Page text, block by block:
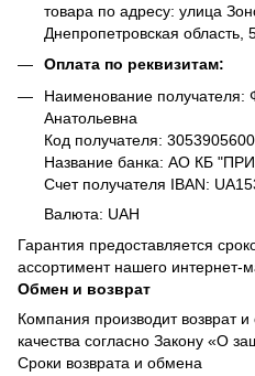
товара по адресу: улица
Днепропетровская область,
Оплата по реквизитам:
Наименование
Анатольевна
Код получателя: 3053905600
Название банка: АО КБ
Счет получателя IBAN:
Валюта: UAH
Гарантия предоставляется
ассортимент нашего интернет-
Обмен и возврат
Компания производит возврат
качества согласно Закону «О
Сроки возврата и обмена